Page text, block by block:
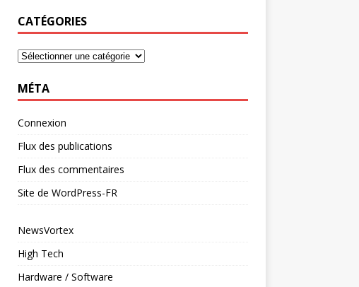
CATÉGORIES
MÉTA
Connexion
Flux des publications
Flux des commentaires
Site de WordPress-FR
NewsVortex
High Tech
Hardware / Software